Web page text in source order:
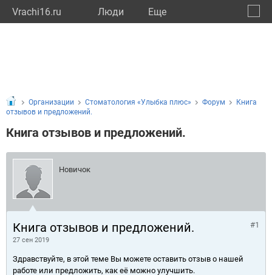
Vrachi16.ru Люди Eще
Организации Стоматология «Улыбка плюс» Форум
Книга
отзывов и предложений.
Книга отзывов и предложений.
Новичок
Книга отзывов и предложений.
27 сен 2019
#1
Здравствуйте, в этой теме Вы можете оставить отзыв о нашей
работе или предложить, как её можно улучшить.